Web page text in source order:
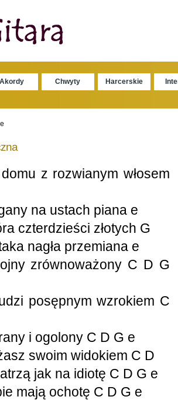
Akordy Chwyty Harcerskie
z rozwianym włosem
na ustach piana e
czterdzieści złotych G
nagła przemiana e
zrównoważony C D G
posępnym wzrokiem C
i ogolony C D G e
swoim widokiem C D
jak na idiotę C D G e
mają ochotę C D G e